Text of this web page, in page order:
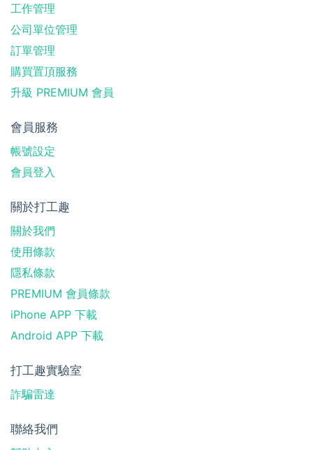
工作管理
公司單位管理
訂單管理
購買置頂服務
升級 PREMIUM 會員
會員服務
帳號設定
會員登入
關於打工趣
關於我們
使用條款
隱私條款
PREMIUM 會員條款
iPhone APP 下載
Android APP 下載
打工趣實驗室
詐騙雷達
聯絡我們